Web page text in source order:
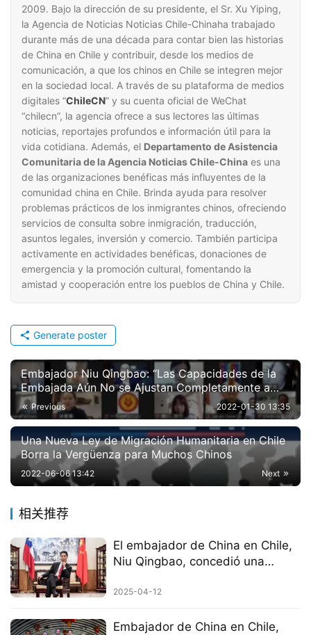
2009. Bajo la dirección de su presidente, el Sr. Xu Yiping,
la Agencia de Noticias Noticias Chile-Chinaha trabajado
durante más de una década para contar bien las historias
de China en Chile y contribuir, desde los medios de
comunicación, a que los chinos en Chile se integren mejor
en la sociedad local. A través de su plataforma de medios
digitales “ChileCN” y su cuenta oficial de WeChat
“chilecn”, la agencia ofrece a sus lectores las últimas
noticias, reportajes profundos e información útil para la
vida cotidiana. Además, el Departamento de Asistencia
Comunitaria de la Agencia Noticias Chile-China es una
de las organizaciones benéficas más influyentes de la
comunidad china en Chile. Brinda ayuda para resolver
problemas prácticos de los inmigrantes chinos, ofreciendo
servicios de consulta sobre inmigración, traducción,
asuntos legales, inversión y comercio. También participa
activamente en actividades benéficas, donaciones de
emergencia y la promoción cultural, fomentando la
amistad y cooperación entre los pueblos de China y Chile.
Generate poster
Embajador Niu Qingbao: “Las Capacidades de la
Embajada Aún No se Ajustan Completamente a
Nuestros Deseos de Servir a la Comunidad China”
Previous 2022-01-30 13:35
Una Nueva Ley de Migración Humanitaria en Chile
Borra la Vergüenza para Muchos Chinos
Next
2022-06-06 13:42
相关推荐
El embajador de China en Chile,
Niu Qingbao, concedió una
Tres”
2025-04-12
Embajador de China en Chile,